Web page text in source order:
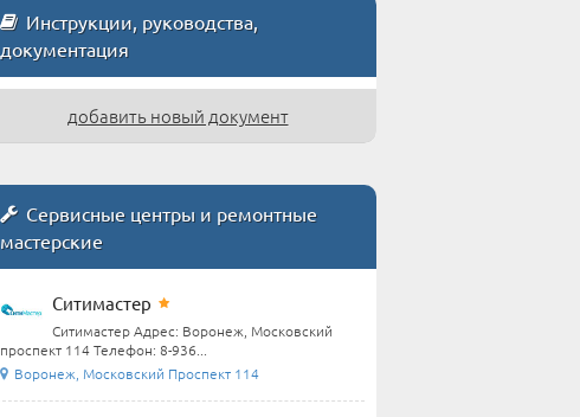
Инструкции, руководства,
документация
добавить новый документ
Сервисные центры и ремонтные
мастерские
Ситимастер
Ситимастер Адрес: Воронеж, Московский
проспект 114 Телефон: 8-936...
Воронеж, Московский Проспект 114